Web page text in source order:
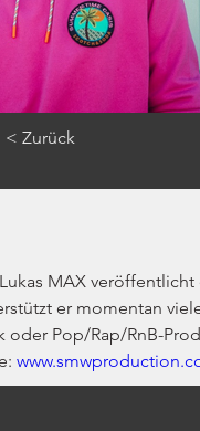
< Zurück
MAX
er momentan
Pop/Rap/RnB-